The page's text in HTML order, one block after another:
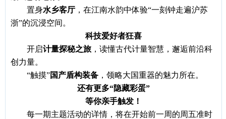
置身水乡客厅 ，在江南水韵中体验“一刻钟走遍沪苏
浙”的沉浸空间。
科技爱好者狂喜
开启计量探秘之旅 ，读懂古代计量智慧，邂逅前沿科
创力量。
“触摸”国产盾构装备 ，领略大国重器的魅力所在。
还有更多“隐藏彩蛋”
等你亲手触发！
每一期主题活动的详情，将在开始前一周的周五准时